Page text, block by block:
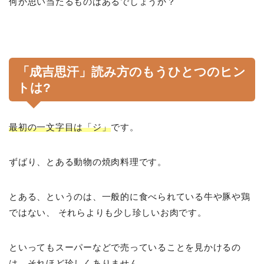
「成吉思汗」読み方のもうひとつのヒン
トは?
最初の一文字目は「ジ」です。
ずばり、とある動物の焼肉料理です。
とある、というのは、一般的に食べられている牛や豚や鶏
ではない、 それらよりも少し珍しいお肉です。
といってもスーパーなどで売っていることを見かけるの